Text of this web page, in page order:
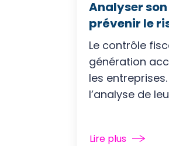
Analyser son
prévenir le
Le contrôle
génération
les
l’analyse de
Lire plus